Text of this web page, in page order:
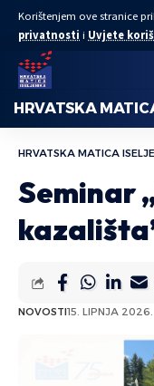
Korištenjem ove stranice
privatnosti i Uvjete
HRVATSKA
HRVATSKA MATICA
Seminar
NOVOSTI15. LIPNJA 2026.